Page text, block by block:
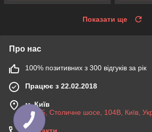
Показати ще
Про нас
100% позитивних з 300 відгуків за рік
Працює з 22.02.2018
м. Київ
03045, Столичне шосе, 104B, Київ,